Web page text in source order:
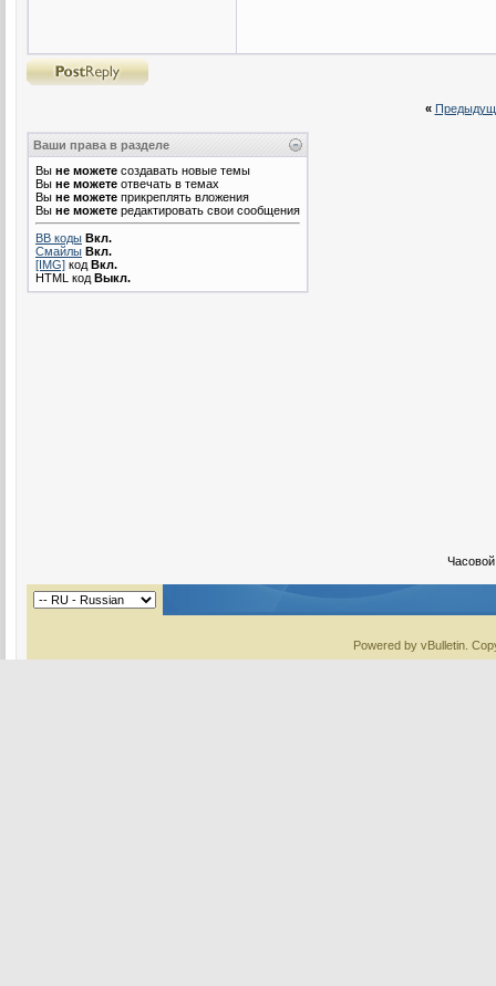
«
Ваши права в разделе
Вы не можете создавать новые темы
Вы не можете отвечать в темах
Вы не можете прикреплять вложения
Вы не можете редактировать свои сообщения
BB коды Вкл.
Смайлы Вкл.
[IMG] код Вкл.
HTML код Выкл.
Powered by vBulletin.